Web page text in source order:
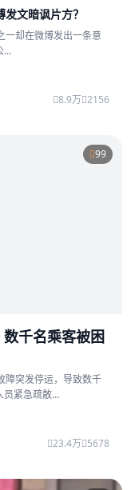
文暗讽片方？
一却在微博发出一条意
...
8.9万 2156
99
千名乘客被困
障突发停运，导致数千
员紧急疏散...
23.4万 5678